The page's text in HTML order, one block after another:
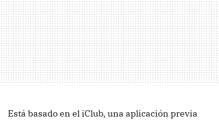
Está basado en el iClub, una aplicación previa